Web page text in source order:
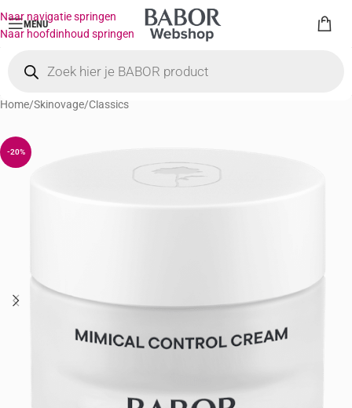
Naar navigatie springen
Naar hoofdinhoud springen
MENU
Home/Skinovage/Classics
-20%